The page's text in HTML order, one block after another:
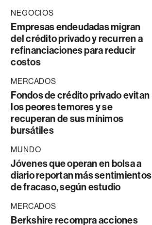
NEGOCIOS
Empresas endeudadas migran
del crédito privado y recurren a
refinanciaciones para reducir
costos
MERCADOS
Fondos de crédito privado evitan
los peores temores y se
recuperan de sus mínimos
bursátiles
MUNDO
Jóvenes que operan en bolsa a
diario reportan más sentimientos
de fracaso, según estudio
MERCADOS
Berkshire recompra acciones